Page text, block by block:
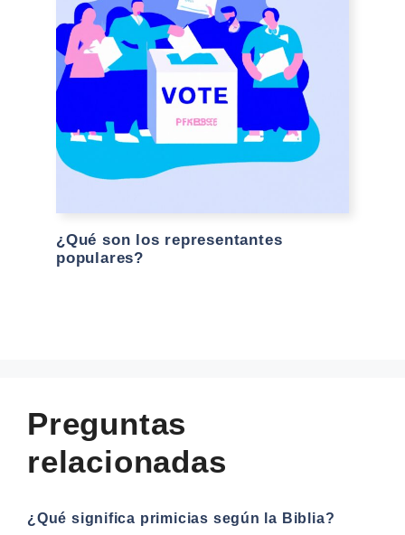
¿Qué son los representantes
populares?
Preguntas
relacionadas
¿Qué significa primicias según la Biblia?